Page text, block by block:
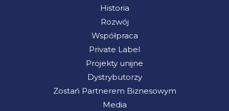
Historia
Rozwój
Współpraca
Private Label
Projekty unijne
Dystrybutorzy
Zostań Partnerem Biznesowym
Media